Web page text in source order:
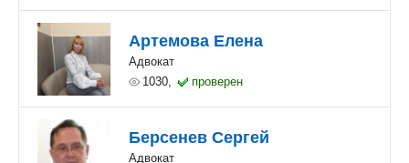
Артемова Елена
Адвокат
1030,
проверен
Берсенев Сергей
Адвокат